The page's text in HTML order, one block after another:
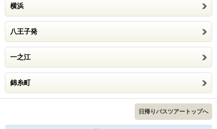
横浜
八王子発
一之江
錦糸町
日帰りバスツアートップへ